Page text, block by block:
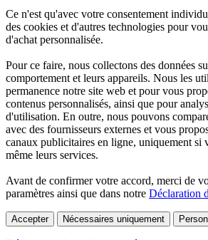
Ce n'est qu'avec votre consentement
des cookies et d'autres technologies pour
d'achat personnalisée.
Pour ce faire, nous collectons des données
comportement et leurs appareils. Nous les
permanence notre site web et pour vous
contenus personnalisés, ainsi que pour
d'utilisation. En outre, nous pouvons
avec des fournisseurs externes et vous
canaux publicitaires en ligne, uniquement si
même leurs services.
Avant de confirmer votre accord, merci de
paramètres ainsi que dans notre Déclaration
Accepter Nécessaires uniquement